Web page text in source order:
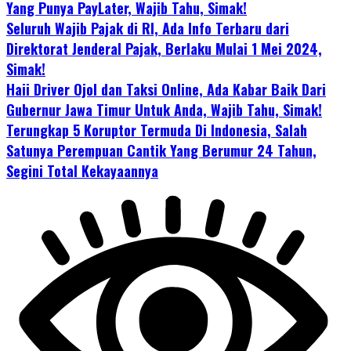
Yang Punya PayLater, Wajib Tahu, Simak!
Seluruh Wajib Pajak di RI, Ada Info Terbaru dari
Direktorat Jenderal Pajak, Berlaku Mulai 1 Mei 2024,
Simak!
Haii Driver Ojol dan Taksi Online, Ada Kabar Baik Dari
Gubernur Jawa Timur Untuk Anda, Wajib Tahu, Simak!
Terungkap 5 Koruptor Termuda Di Indonesia, Salah
Satunya Perempuan Cantik Yang Berumur 24 Tahun,
Segini Total Kekayaannya